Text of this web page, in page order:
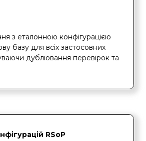
з еталонною конфігурацією
базу для всіх застосовних
дублювання перевірок та
RSoP